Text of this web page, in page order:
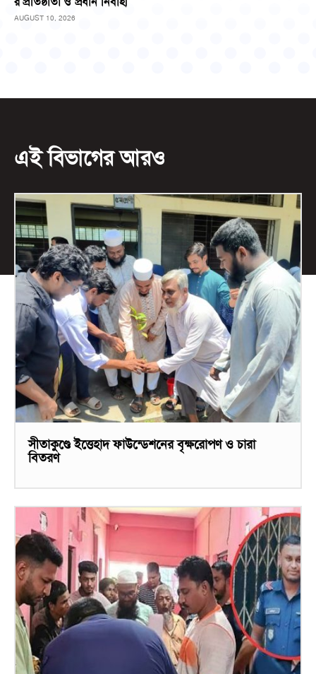
AUGUST 10, 2026
এই বিভাগের আরও
সীতাকুণ্ডে ইত্তেহাদ ফাউন্ডেশনের বৃক্ষরোপণ ও চারা
বিতরণ